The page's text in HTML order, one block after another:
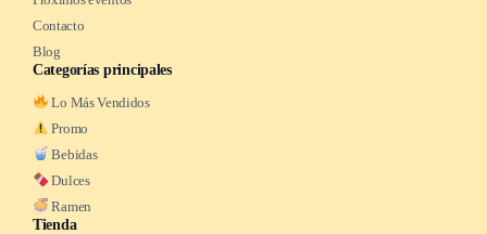
Contacto
Blog
Categorías principales
Lo Más Vendidos
Promo
Bebidas
Dulces
Ramen
Tienda